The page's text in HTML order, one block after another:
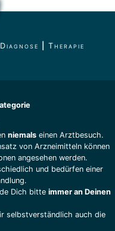
Diagnose |Therapie
niemalseinen Arztbesuch.
von Arzneimitteln können
angesehen werden.
und bedürfen einer
Dich bitte immer an Deinen
selbstverständlich auch die